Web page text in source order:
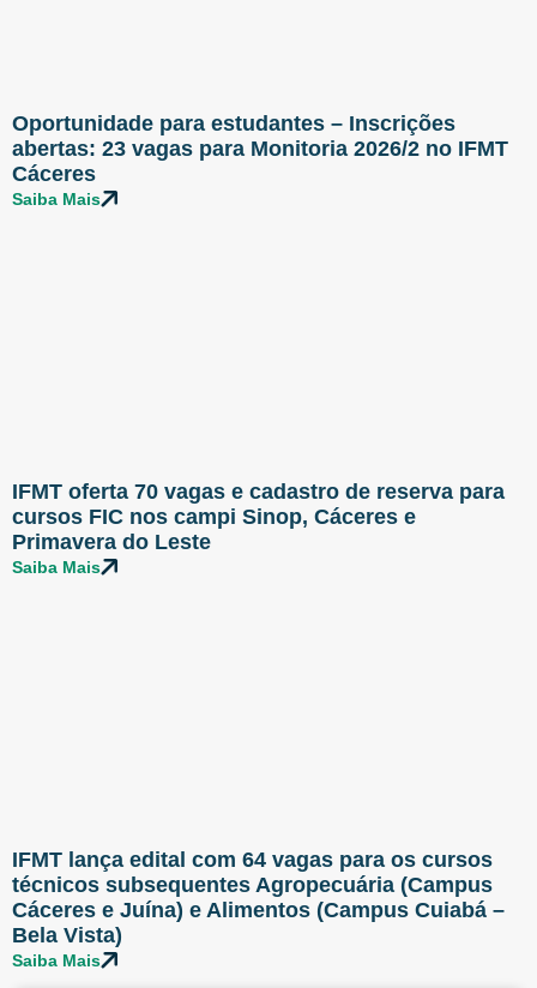
Oportunidade para estudantes – Inscrições
abertas: 23 vagas para Monitoria 2026/2 no IFMT
Cáceres
Saiba Mais
IFMT oferta 70 vagas e cadastro de reserva para
cursos FIC nos campi Sinop, Cáceres e
Primavera do Leste
Saiba Mais
IFMT lança edital com 64 vagas para os cursos
técnicos subsequentes Agropecuária (Campus
Cáceres e Juína) e Alimentos (Campus Cuiabá –
Bela Vista)
Saiba Mais